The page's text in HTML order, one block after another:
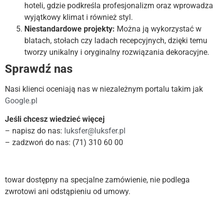
hoteli, gdzie podkreśla profesjonalizm oraz wprowadza
wyjątkowy klimat i również styl.
Niestandardowe projekty: Można ją wykorzystać w
blatach, stołach czy ladach recepcyjnych, dzięki temu
tworzy unikalny i oryginalny rozwiązania dekoracyjne.
Sprawdź nas
Nasi klienci oceniają nas w niezależnym portalu takim jak
Google.pl
Jeśli chcesz wiedzieć więcej
– napisz do nas: luksfer@luksfer.pl
– zadzwoń do nas: (71) 310 60 00
towar dostępny na specjalne zamówienie, nie podlega
zwrotowi ani odstąpieniu od umowy.